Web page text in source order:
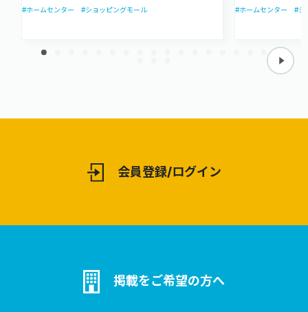
#ホームセンター #ショッピングモール #ホームセンター #シ
会員登録/ログイン
掲載をご希望の方へ